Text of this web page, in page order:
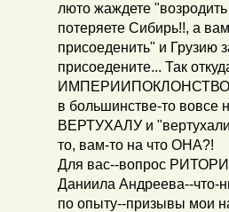
люто жаждете
потеряете Сибирь!!, а
присоеденить" и Грузию
присоедените... Так
ИМПЕРИИПОКЛОНСТВО?!,
в большинстве-то вовсе
ВЕРТУХАЛУ и
то, вам-то на что ОНА?!
Для вас--вопрос
Даниила Андреева--что-
по опыту--призывы мои